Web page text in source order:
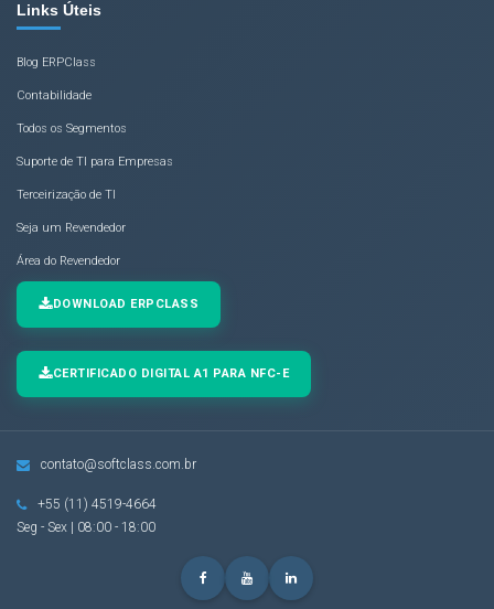
Links Úteis
Blog ERPClass
Contabilidade
Todos os Segmentos
Suporte de TI para Empresas
Terceirização de TI
Seja um Revendedor
Área do Revendedor
DOWNLOAD ERPCLASS
CERTIFICADO DIGITAL A1 PARA NFC-E
contato@softclass.com.br
+55 (11) 4519-4664
Seg - Sex | 08:00 - 18:00